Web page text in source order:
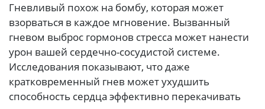
Гневливый похож на бомбу, которая может
взорваться в каждое мгновение. Вызванный
гневом выброс гормонов стресса может нанести
урон вашей сердечно-сосудистой системе.
Исследования показывают, что даже
кратковременный гнев может ухудшить
способность сердца эффективно перекачивать